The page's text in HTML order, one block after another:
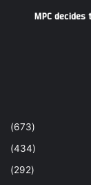
MPC
(673)
(434)
(292)